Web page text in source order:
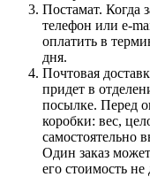
Постамат. Когда
телефон или e-
оплатить в
дня.
Почтовая
придет в
посылке. Перед
коробки: вес,
самостоятельно
Один заказ
его стоимость